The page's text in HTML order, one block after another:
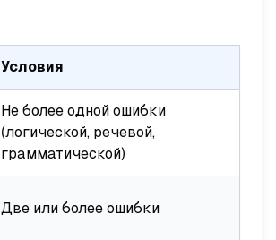
Условия
Не более одной ошибки
(логической, речевой,
грамматической)
Две или более ошибки